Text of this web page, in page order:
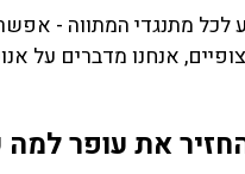
לכל מתנגדי המתווה -
אנחנו מדברים על
את עופר